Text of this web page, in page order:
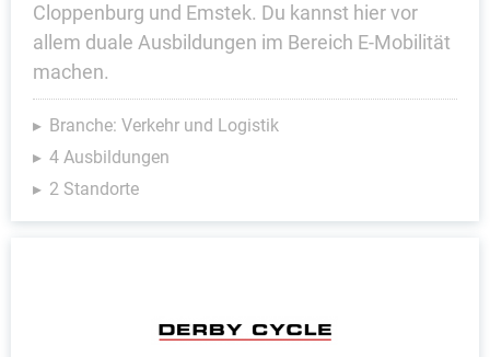
Cloppenburg und Emstek. Du kannst hier vor
allem duale Ausbildungen im Bereich E-Mobilität
machen.
Branche: Verkehr und Logistik
4 Ausbildungen
2 Standorte